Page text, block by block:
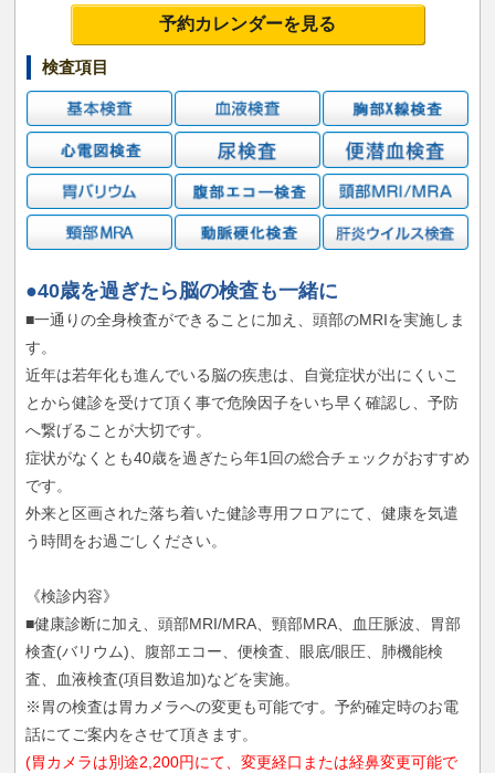
予約カレンダーを見る
検査項目
●40歳を過ぎたら脳の検査も一緒に
■一通りの全身検査ができることに加え、頭部のMRIを実施しま
す。
近年は若年化も進んでいる脳の疾患は、自覚症状が出にくいこ
とから健診を受けて頂く事で危険因子をいち早く確認し、予防
へ繋げることが大切です。
症状がなくとも40歳を過ぎたら年1回の総合チェックがおすすめ
です。
外来と区画された落ち着いた健診専用フロアにて、健康を気遣
う時間をお過ごしください。
《検診内容》
■健康診断に加え、頭部MRI/MRA、頸部MRA、血圧脈波、胃部
検査(バリウム)、腹部エコー、便検査、眼底/眼圧、肺機能検
査、血液検査(項目数追加)などを実施。
※胃の検査は胃カメラへの変更も可能です。予約確定時のお電
話にてご案内をさせて頂きます。
(胃カメラは別途2,200円にて、変更経口または経鼻変更可能で